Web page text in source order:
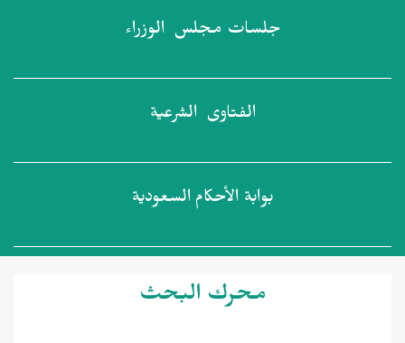
جلسات مجلس الوزراء
الفتاوى الشرعية
بوابة الأحكام السعودية
محرك البحث